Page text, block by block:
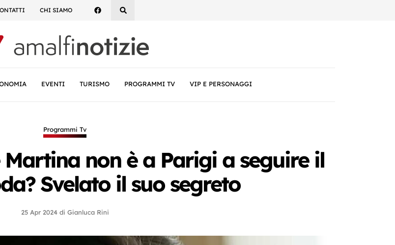
CHI SIAMO
EVENTI TURISMO PROGRAMMI TV VIP E PERSONAGGI
Programmi Tv
Martina non è a Parigi a seguire il
Svelato il suo segreto
25 Apr 2024 di Gianluca Rini